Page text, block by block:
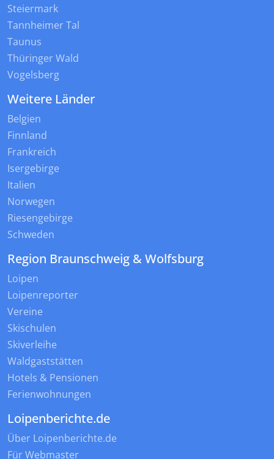
Steiermark
Tannheimer Tal
Taunus
Thüringer Wald
Vogelsberg
Weitere Länder
Belgien
Finnland
Frankreich
Isergebirge
Italien
Norwegen
Riesengebirge
Schweden
Region Braunschweig & Wolfsburg
Loipen
Loipenreporter
Vereine
Skischulen
Skiverleihe
Waldgaststätten
Hotels & Pensionen
Ferienwohnungen
Loipenberichte.de
Über Loipenberichte.de
Für Webmaster